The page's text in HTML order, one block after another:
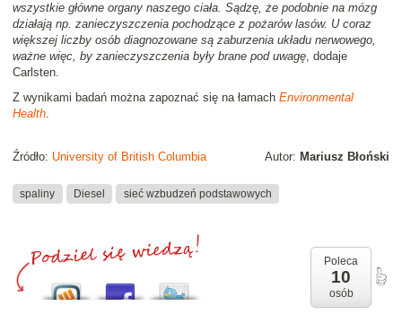
wszystkie główne organy naszego ciała. Sądzę, że podobnie na mózg
działają np. zanieczyszczenia pochodzące z pożarów lasów. U coraz
większej liczby osób diagnozowane są zaburzenia układu nerwowego,
ważne więc, by zanieczyszczenia były brane pod uwagę, dodaje
Carlsten.
Z wynikami badań można zapoznać się na łamach Environmental
Health.
Autor: Mariusz Błoński
Źródło: University of British Columbia
spaliny Diesel sieć wzbudzeń podstawowych
Poleca
10
osób